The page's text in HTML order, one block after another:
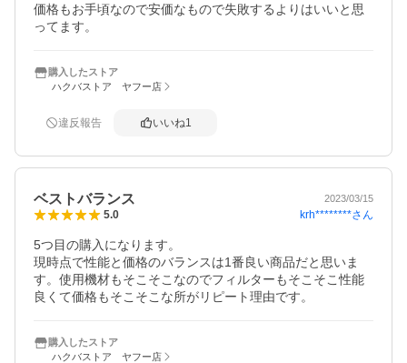
価格もお手頃なので安価なもので失敗するよりはいいと思
ってます。
購入したストア
ハクバストア ヤフー店
違反報告 いいね1
ベストバランス 2023/03/15
5.0 krh********さん
5つ目の購入になります。
現時点で性能と価格のバランスは1番良い商品だと思いま
す。使用機材もそこそこなのでフィルターもそこそこ性能
良くて価格もそこそこな所がリピート理由です。
購入したストア
ハクバストア ヤフー店